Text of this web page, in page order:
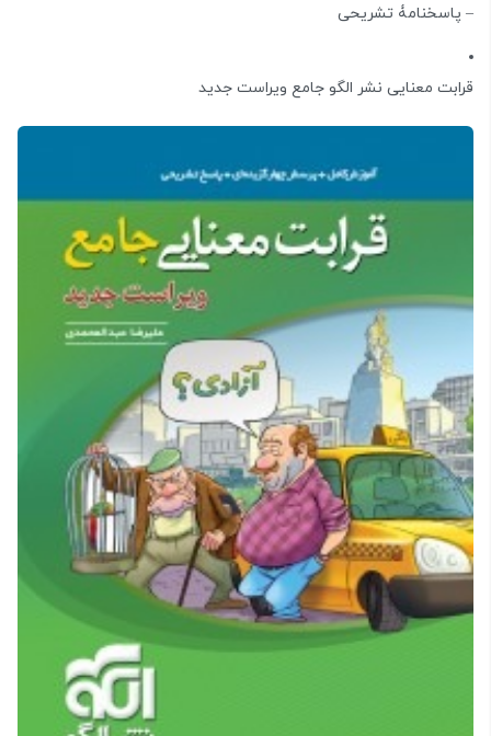
– پاسخنامۀ تشریحی
قرابت معنایی نشر الگو جامع ویراست جدید